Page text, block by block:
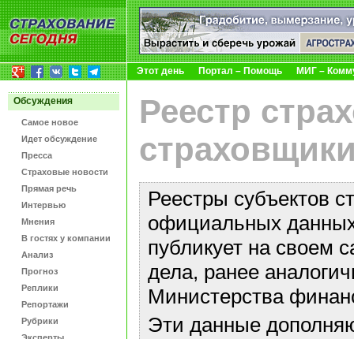
Этот день Портал – Помощь МИГ –
Обсуждения
Самое новое
Идет обсуждение
Пресса
Страховые новости
Прямая речь
Интервью
Мнения
В гостях у компании
Анализ
Прогноз
Реплики
Репортажи
Рубрики
Реестр
Реестры субъектов
официальных данных
публикует на своем
дела, ранее
Министерства
Эти данные